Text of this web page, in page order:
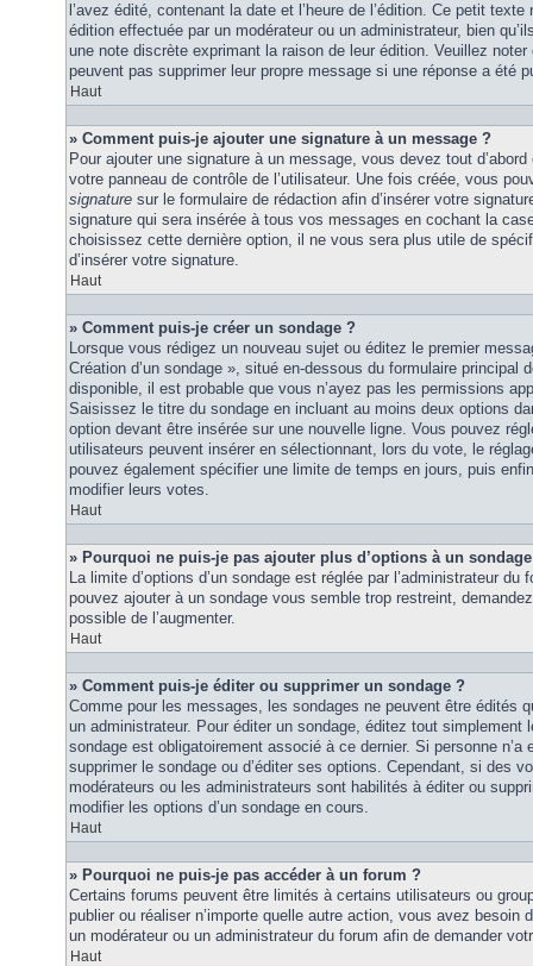
l’avez édité, contenant la date et l’heure de l’édition. Ce petit texte
édition effectuée par un modérateur ou un administrateur, bien
une note discrète exprimant la raison de leur édition. Veuillez
peuvent pas supprimer leur propre message si une réponse a été
Haut
» Comment puis-je ajouter une signature à un message ?
Pour ajouter une signature à un message, vous devez tout d’abord
votre panneau de contrôle de l’utilisateur. Une fois créée, vous
signature sur le formulaire de rédaction afin d’insérer votre
signature qui sera insérée à tous vos messages en cochant la
choisissez cette dernière option, il ne vous sera plus utile de
d’insérer votre signature.
Haut
» Comment puis-je créer un sondage ?
Lorsque vous rédigez un nouveau sujet ou éditez le premier
Création d’un sondage », situé en-dessous du formulaire principal
disponible, il est probable que vous n’ayez pas les permissions
Saisissez le titre du sondage en incluant au moins deux options
option devant être insérée sur une nouvelle ligne. Vous pouvez
utilisateurs peuvent insérer en sélectionnant, lors du vote, le
pouvez également spécifier une limite de temps en jours, puis
modifier leurs votes.
Haut
» Pourquoi ne puis-je pas ajouter plus d’options à un
La limite d’options d’un sondage est réglée par l’administrateur
pouvez ajouter à un sondage vous semble trop restreint,
possible de l’augmenter.
Haut
» Comment puis-je éditer ou supprimer un sondage ?
Comme pour les messages, les sondages ne peuvent être édités
un administrateur. Pour éditer un sondage, éditez tout simplement
sondage est obligatoirement associé à ce dernier. Si personne
supprimer le sondage ou d’éditer ses options. Cependant, si des
modérateurs ou les administrateurs sont habilités à éditer ou
modifier les options d’un sondage en cours.
Haut
» Pourquoi ne puis-je pas accéder à un forum ?
Certains forums peuvent être limités à certains utilisateurs ou
publier ou réaliser n’importe quelle autre action, vous avez besoin
un modérateur ou un administrateur du forum afin de demander
Haut